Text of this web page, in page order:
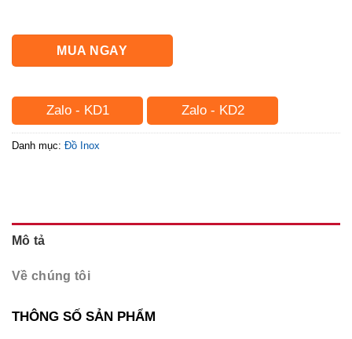
MUA NGAY
Zalo - KD1 Zalo - KD2
Danh mục: Đồ Inox
Mô tả
Về chúng tôi
THÔNG SỐ SẢN PHẨM